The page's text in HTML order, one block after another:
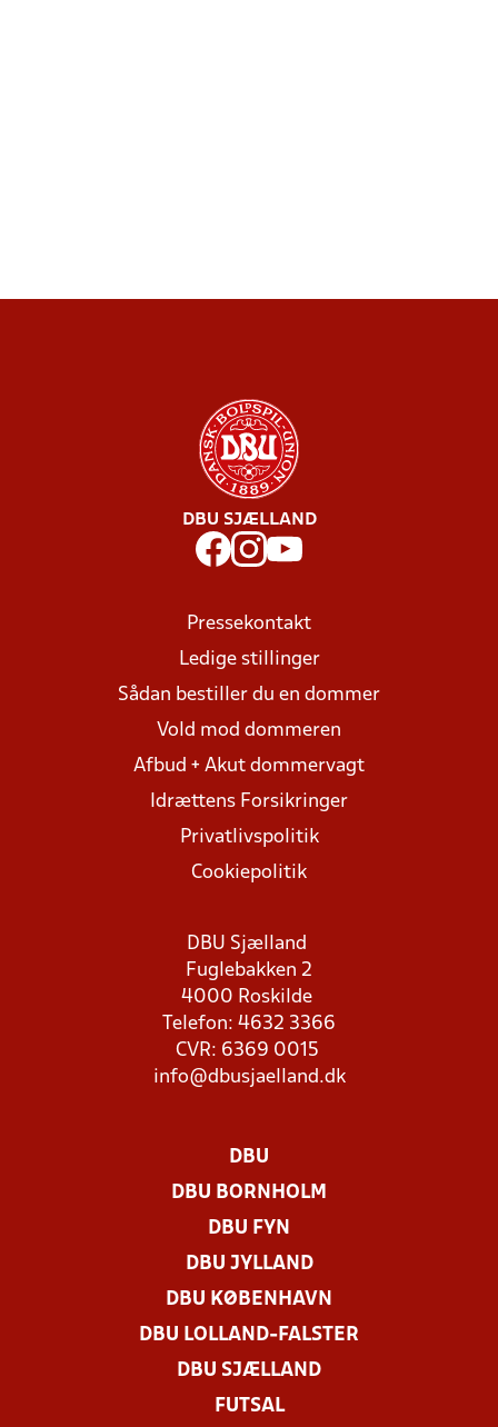
DBU SJÆLLAND
Pressekontakt
Ledige stillinger
Sådan bestiller du en dommer
Vold mod dommeren
Afbud + Akut dommervagt
Idrættens Forsikringer
Privatlivspolitik
Cookiepolitik
DBU Sjælland
Fuglebakken 2
4000 Roskilde
Telefon: 4632 3366
CVR: 6369 0015
info@dbusjaelland.dk
DBU
DBU BORNHOLM
DBU FYN
DBU JYLLAND
DBU KØBENHAVN
DBU LOLLAND-FALSTER
DBU SJÆLLAND
FUTSAL